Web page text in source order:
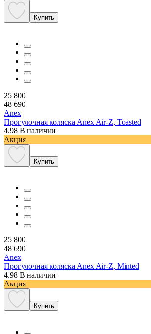
Купить
25 800
48 690
Anex
Прогулочная коляска Anex Air-Z, Toasted
4.98 В наличии
Акция
Купить
25 800
48 690
Anex
Прогулочная коляска Anex Air-Z, Minted
4.98 В наличии
Акция
Купить